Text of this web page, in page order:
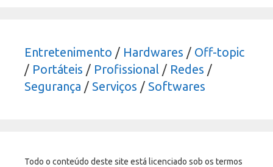
Entretenimento / Hardwares / Off-topic
/ Portáteis / Profissional / Redes /
Segurança / Serviços / Softwares
Todo o conteúdo deste site está licenciado sob os termos